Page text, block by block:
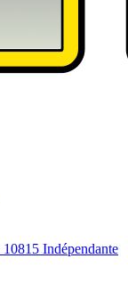
10815 Indépendante